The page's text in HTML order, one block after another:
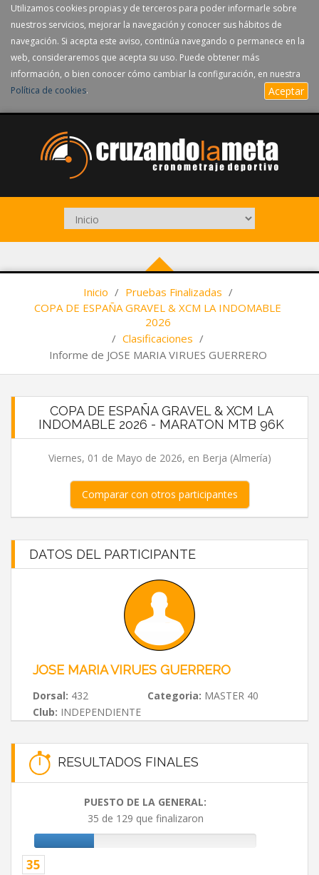
Utilizamos cookies propias y de terceros para poder informarle sobre
nuestros servicios, mejorar la navegación y conocer sus hábitos de
navegación. Si acepta este aviso, continúa navegando o permanece en la
web, consideraremos que acepta su uso. Puede obtener más
información, o bien conocer cómo cambiar la configuración, en nuestra
Política de cookies. Aceptar
Inicio / Pruebas Finalizadas /
COPA DE ESPAÑA GRAVEL & XCM LA INDOMABLE
2026
/ Clasificaciones /
Informe de JOSE MARIA VIRUES GUERRERO
COPA DE ESPAÑA GRAVEL & XCM LA
INDOMABLE 2026 - MARATON MTB 96K
Viernes, 01 de Mayo de 2026, en Berja (Almería)
Comparar con otros participantes
DATOS DEL PARTICIPANTE
JOSE MARIA VIRUES GUERRERO
Dorsal: 432 Categoria: MASTER 40
Club: INDEPENDIENTE
RESULTADOS FINALES
PUESTO DE LA GENERAL:
35 de 129 que finalizaron
35